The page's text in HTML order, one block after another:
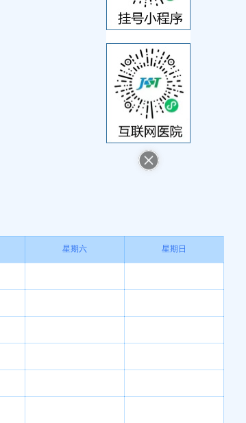
2023年全国中青年肿瘤…
星期六 星期日